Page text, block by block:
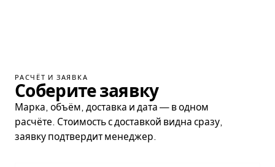
РАСЧЁТ И ЗАЯВКА
Соберите заявку
Марка, объём, доставка и дата — в одном
расчёте. Стоимость с доставкой видна сразу,
заявку подтвердит менеджер.